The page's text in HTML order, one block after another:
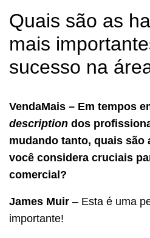
Quais são as
mais
sucesso na
VendaMais – Em tempos
description dos
mudando tanto, quais são
você considera cruciais
comercial?
James Muir – Esta é uma
importante!